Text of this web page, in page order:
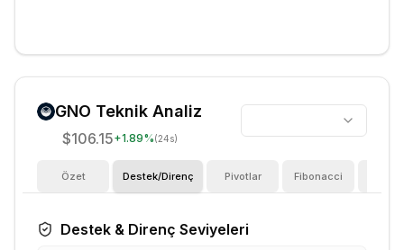
GNO Teknik Analiz
$106.15+1.89%(24s)
Özet Destek/Direnç Pivotlar Fibonacci
Destek & Direnç Seviyeleri